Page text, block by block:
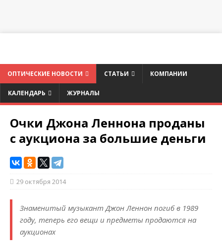
ОПТИЧЕСКИЕ НОВОСТИ СТАТЬИ КОМПАНИИ
КАЛЕНДАРЬ ЖУРНАЛЫ
Очки Джона Леннона проданы
с аукциона за большие деньги
29 октября 2014
Знаменитый музыкант Джон Леннон погиб в 1989
году, теперь его вещи и предметы продаются на
аукционах